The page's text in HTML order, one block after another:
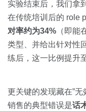
实验结束后，我们拿
在传统培训后的 role
对率约为34% （即能
类型、并给出针对性
练后，这一比例提升
更关键的发现藏在”无
销售的典型错误是话